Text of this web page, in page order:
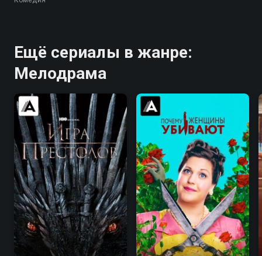
Ещё сериалы в жанре:
Мелодрама
9.0 9.2 8.3 8.3